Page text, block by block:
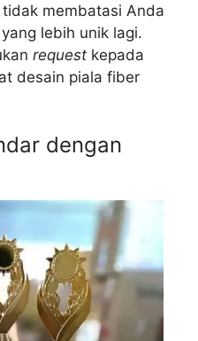
membatasi Anda
lebih unik lagi.
request kepada
desain piala fiber
dengan